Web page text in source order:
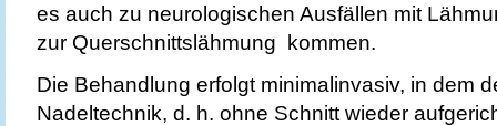
es auch zu neurologischen Ausfällen mit
zur Querschnittslähmung kommen.
Die Behandlung erfolgt minimalinvasiv, in dem
Nadeltechnik, d. h. ohne Schnitt wieder